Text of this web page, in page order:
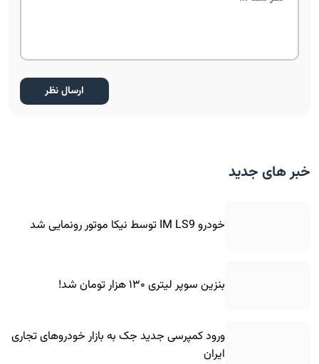
خبر های جدید
خودرو IM LS9 توسط نیکا موتور رونمایی شد
بنزین سوپر لیتری ۱۳۰ هزار تومان شد!
ورود کمپرسی جدید جک به بازار خودروهای تجاری
ایران